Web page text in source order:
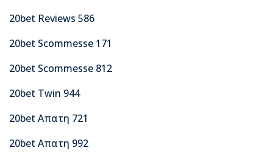
20bet Reviews 586
20bet Scommesse 171
20bet Scommesse 812
20bet Twin 944
20bet Απατη 721
20bet Απατη 992